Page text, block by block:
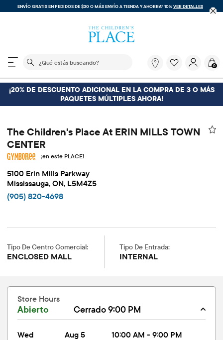
ENVÍO GRATIS EN PEDIDOS DE $30 O MÁSENVÍO A TIENDA Y AHORRA* 10%VER DETALLES
El siguiente campo de búsqueda filtra las
buscando?
0
¡20% DE DESCUENTO ADICIONAL EN LA COMPRA DE 3 O MÁS
PAQUETES MÚLTIPLES AHORA!
The Children's Place At ERIN MILLS TOWN
CENTER
¡en este PLACE!
5100 Erin Mills Parkway
Mississauga, ON, L5M4Z5
(905) 820-4698
Tipo De Centro Comercial:
ENCLOSED MALL
Tipo De Entrada:
INTERNAL
Store Hours
Abierto Cerrado 9:00 PM
wed Aug 5
10:00 AM - 9:00 PM